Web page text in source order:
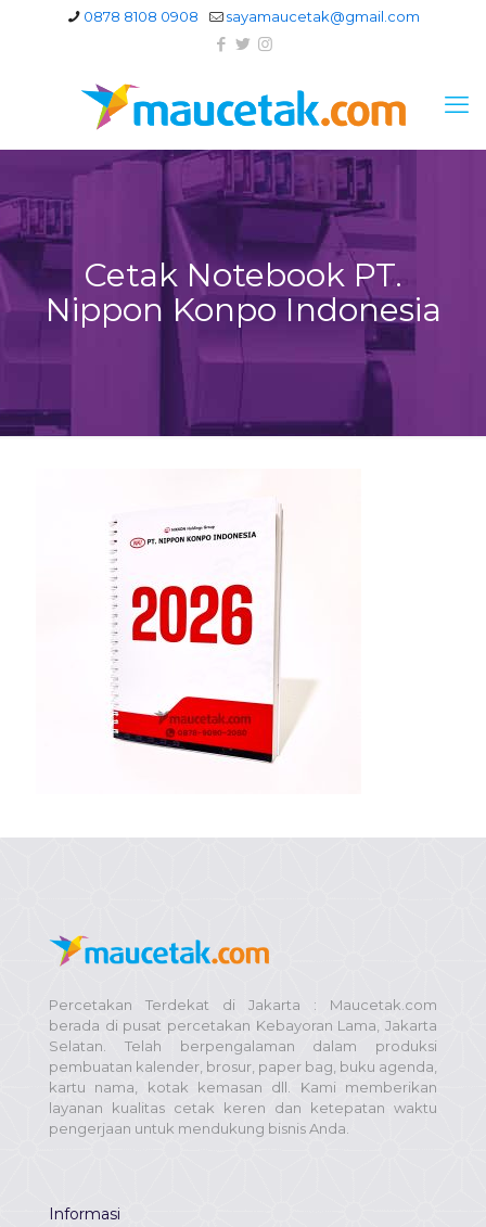
0878 8108 0908 sayamaucetak@gmail.com
Cetak Notebook PT.
Nippon Konpo Indonesia
Percetakan Terdekat di Jakarta : Maucetak.com
berada di pusat percetakan Kebayoran Lama, Jakarta
Selatan. Telah berpengalaman dalam produksi
pembuatan kalender, brosur, paper bag, buku agenda,
kartu nama, kotak kemasan dll. Kami memberikan
layanan kualitas cetak keren dan ketepatan waktu
pengerjaan untuk mendukung bisnis Anda.
Informasi